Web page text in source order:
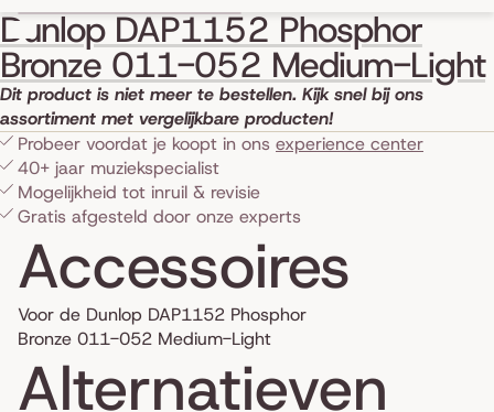
Skip to product information
Dunlop DAP1152 Phosphor
Bronze 011-052 Medium-Light
Dit product is niet meer te bestellen. Kijk snel bij ons
assortiment met vergelijkbare producten!
Probeer voordat je koopt in ons experience center
40+ jaar muziekspecialist
Mogelijkheid tot inruil & revisie
Gratis afgesteld door onze experts
Accessoires
Voor de Dunlop DAP1152 Phosphor
Bronze 011-052 Medium-Light
Alternatieven